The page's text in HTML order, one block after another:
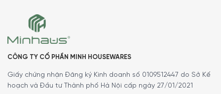
Series 6
7-8 ° C: Rượu vang trắng nhẹ ví dụ Riesling và Sylvaner,
trắng, Chardonnays,..
12-13 ° C: Rượu vang trắng nhiều lớp, mạnh, ví dụ như
CÔNG TY CỔ PHẦN MINH HOUSEWARES
Giấy chứng nhận Đăng ký Kinh doanh số 0109512447 do Sở Kế
hoạch và Đầu tư Thành phố Hà Nội cấp ngày 27/01/2021